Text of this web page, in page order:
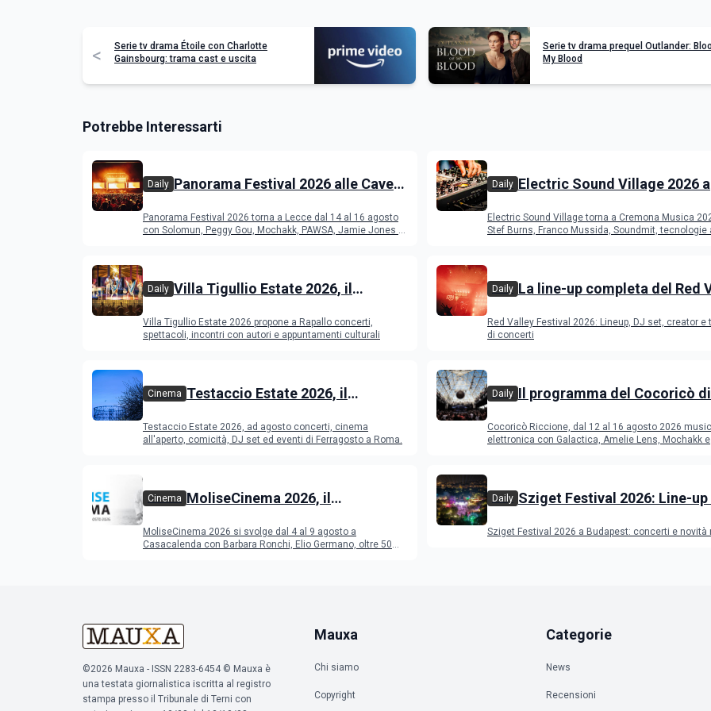
<
Serie tv drama Étoile con Charlotte
Gainsbourg: trama cast e uscita
Serie tv drama prequel Outlander:
My Blood
Potrebbe Interessarti
Daily Panorama Festival 2026 alle Cave
programma
Panorama Festival 2026 torna a Lecce dal 14 al 16 agosto
con Solomun, Peggy Gou, Mochakk, PAWSA, Jamie Jones e
Daily Electric Sound Village 2026 a
Young Band Contest, il
Electric Sound Village torna a Cremona Musica
Stef Burns, Franco Mussida, Soundmit, tecnologie
Daily Villa Tigullio Estate 2026, il
Villa Tigullio Estate 2026 propone a Rapallo concerti,
spettacoli, incontri con autori e appuntamenti culturali
Daily La line-up completa del Red
Red Valley Festival 2026: Lineup, DJ set, creator e
di concerti
Cinema Testaccio Estate 2026, il
Ferragosto
Testaccio Estate 2026, ad agosto concerti, cinema
all'aperto, comicità, DJ set ed eventi di Ferragosto a Roma.
Daily Il programma del Cocoricò di
Cocoricò Riccione, dal 12 al 16 agosto 2026
elettronica con Galactica, Amelie Lens, Mochakk e
Cinema MoliseCinema 2026, il
MoliseCinema 2026 si svolge dal 4 al 9 agosto a
Casacalenda con Barbara Ronchi, Elio Germano, oltre 50
Daily Sziget Festival 2026: Line-up
Sziget Festival 2026 a Budapest: concerti e novità
©2026 Mauxa - ISSN 2283-6454 © Mauxa è
una testata giornalistica iscritta al registro
stampa presso il Tribunale di Terni con
Mauxa
Chi siamo
Copyright
Categorie
News
Recensioni